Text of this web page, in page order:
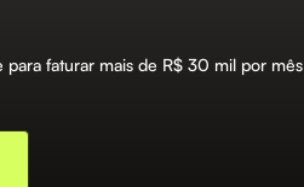
faturar mais de R$ 30 mil por mês